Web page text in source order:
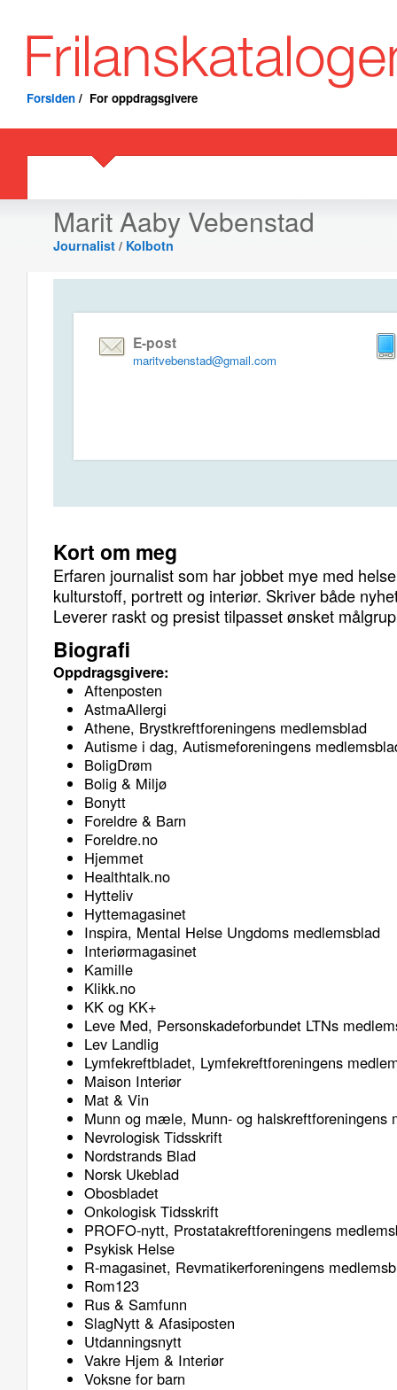
Forsiden / For oppdragsgivere
Marit Aaby Vebenstad
Journalist / Kolbotn
E-post
maritvebenstad@gmail.com
Kort om meg
Erfaren journalist som har jobbet mye med
kulturstoff, portrett og interiør. Skriver både
Leverer raskt og presist tilpasset ønsket
Biografi
Oppdragsgivere:
Aftenposten
AstmaAllergi
Athene, Brystkreftforeningens medlemsblad
Autisme i dag, Autismeforeningens
BoligDrøm
Bolig & Miljø
Bonytt
Foreldre & Barn
Foreldre.no
Hjemmet
Healthtalk.no
Hytteliv
Hyttemagasinet
Inspira, Mental Helse Ungdoms medlemsblad
Interiørmagasinet
Kamille
Klikk.no
KK og KK+
Leve Med, Personskadeforbundet LTNs
Lev Landlig
Lymfekreftbladet, Lymfekreftforeningens
Maison Interiør
Mat & Vin
Munn og mæle, Munn- og halskreftforeningens
Nevrologisk Tidsskrift
Nordstrands Blad
Norsk Ukeblad
Obosbladet
Onkologisk Tidsskrift
PROFO-nytt, Prostatakreftforeningens
Psykisk Helse
R-magasinet, Revmatikerforeningens
Rom123
Rus & Samfunn
SlagNytt & Afasiposten
Utdanningsnytt
Vakre Hjem & Interiør
Voksne for barn